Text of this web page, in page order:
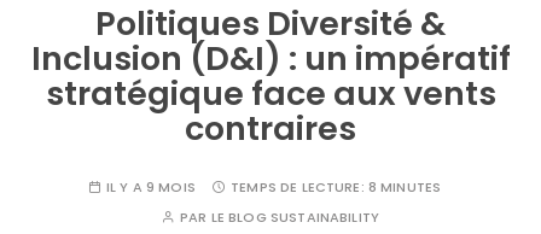
Politiques Diversité &
Inclusion (D&I) : un impératif
stratégique face aux vents
contraires
IL Y A 9 MOIS TEMPS DE LECTURE: 8 MINUTES
PAR LE BLOG SUSTAINABILITY